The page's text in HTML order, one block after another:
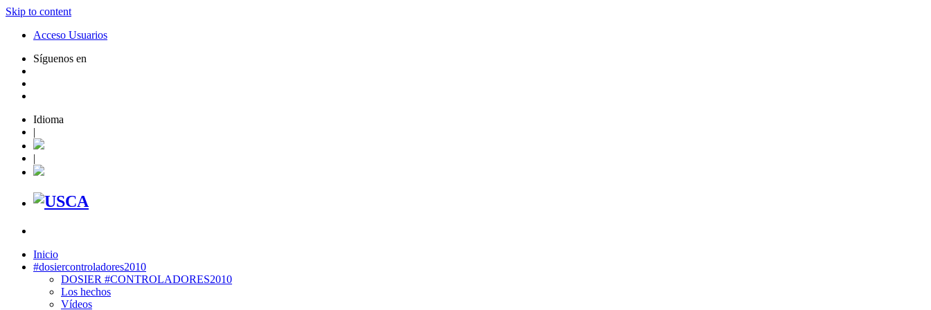
Skip to content
Acceso Usuarios
Síguenos en
Idioma
|
|
Inicio
#dosiercontroladores2010
DOSIER #CONTROLADORES2010
Los hechos
Vídeos